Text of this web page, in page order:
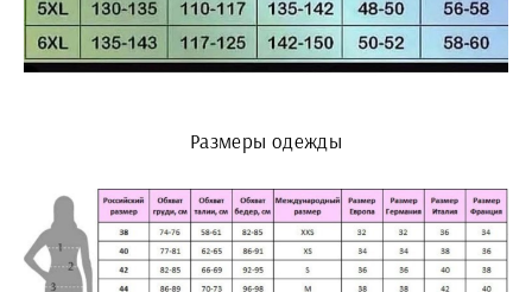
Размеры одежды